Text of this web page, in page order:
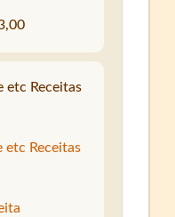
etc Receitas
etc Receitas